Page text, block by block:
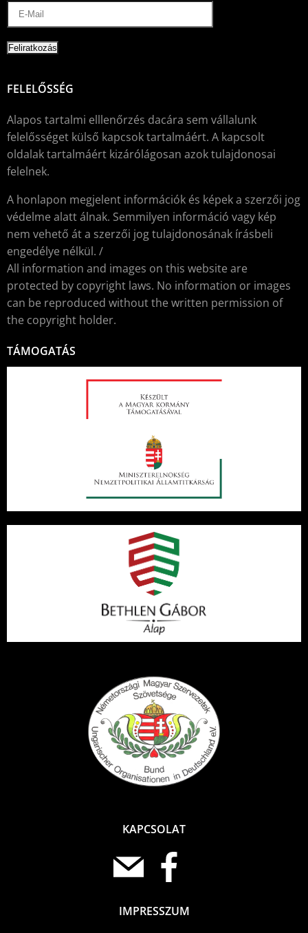
FELELŐSSÉG
Alapos tartalmi elllenőrzés dacára sem vállalunk
felelősséget külső kapcsok tartalmáért. A kapcsolt
oldalak tartalmáért kizárólágosan azok tulajdonosai
felelnek.
A honlapon megjelent információk és képek a szerzői jog
védelme alatt álnak. Semmilyen információ vagy kép
nem vehető át a szerzői jog tulajdonosának írásbeli
engedélye nélkül. /
All information and images on this website are
protected by copyright laws. No information or images
can be reproduced without the written permission of
the copyright holder.
TÁMOGATÁS
KAPCSOLAT
IMPRESSZUM